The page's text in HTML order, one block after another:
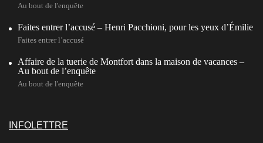
Au bout de l'enquête
Faites entrer l’accusé – Henri Pacchioni, pour les yeux d’Émilie
Faites entrer l’accusé
Affaire de la tuerie de Montfort dans la maison de vacances –
Au bout de l’enquête
Au bout de l'enquête
INFOLETTRE